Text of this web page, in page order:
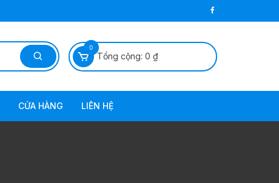
0
Tổng cộng: 0 ₫
CỬA HÀNG LIÊN HỆ